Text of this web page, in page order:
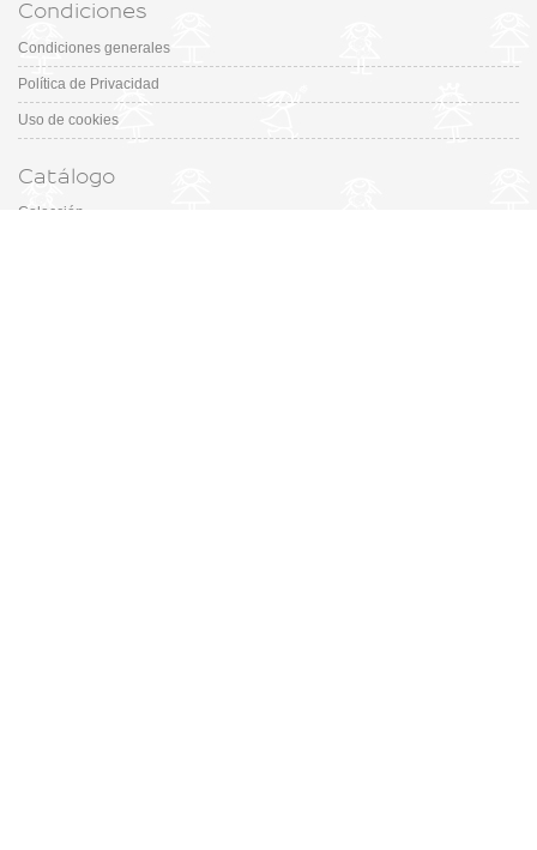
Condiciones
Condiciones generales
Política de Privacidad
Uso de cookies
Catálogo
Colección